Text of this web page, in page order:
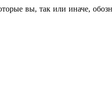
вы, так или иначе,